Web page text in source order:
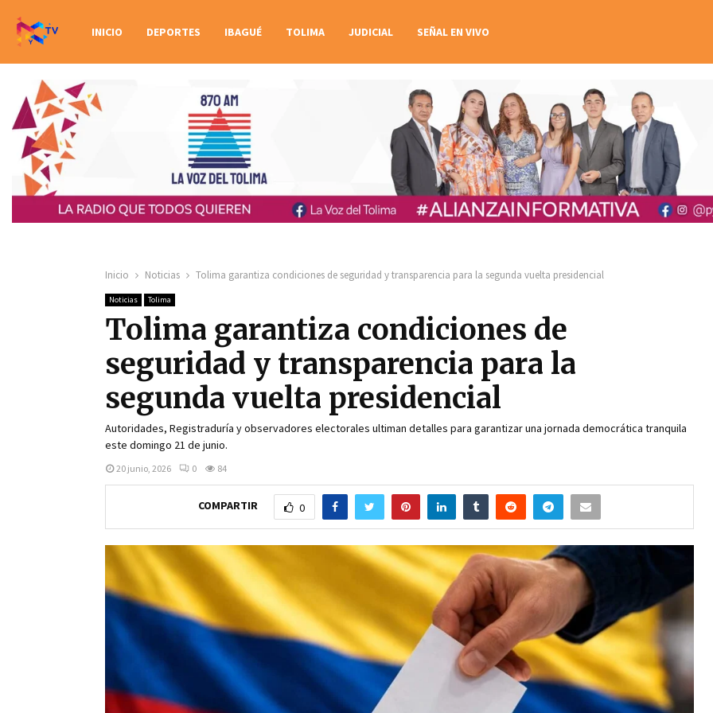
INICIO DEPORTES IBAGUÉ TOLIMA JUDICIAL SEÑAL EN VIVO
Inicio Noticias Tolima garantiza condiciones de seguridad y transparencia para la segunda vuelta presidencial
Noticias Tolima
Tolima garantiza condiciones de
seguridad y transparencia para la
segunda vuelta presidencial
Autoridades, Registraduría y observadores electorales ultiman detalles para garantizar una jornada democrática tranquila
este domingo 21 de junio.
20 junio, 2026 0 84
COMPARTIR 0